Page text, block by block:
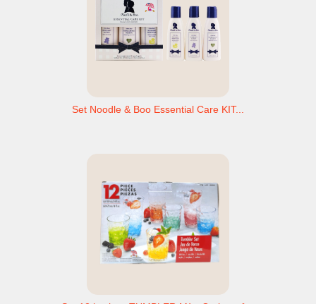
Set Noodle & Boo Essential Care KIT...